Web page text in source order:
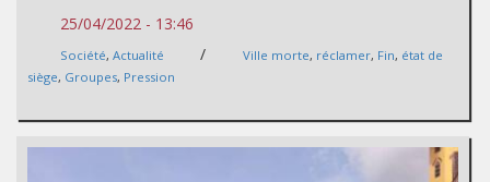
25/04/2022 - 13:46
Société, Actualité / Ville morte, réclamer, Fin, état de
siège, Groupes, Pression